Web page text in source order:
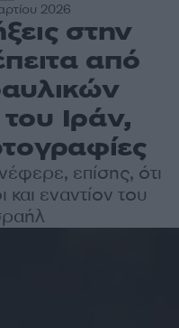
2026
στην
από
Ιράν,
επίσης, ότι
εναντίον του